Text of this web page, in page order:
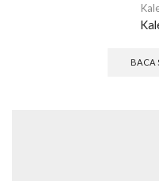
BACA